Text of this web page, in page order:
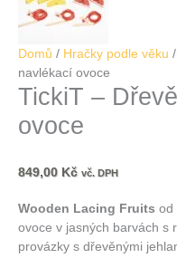
Domů / Hračky podle věku /
navlékací ovoce
TickiT –
ovoce
849,00 Kč vč. DPH
Wooden Lacing Fruits od
ovoce v jasných barvách s
provázky s dřevěnými